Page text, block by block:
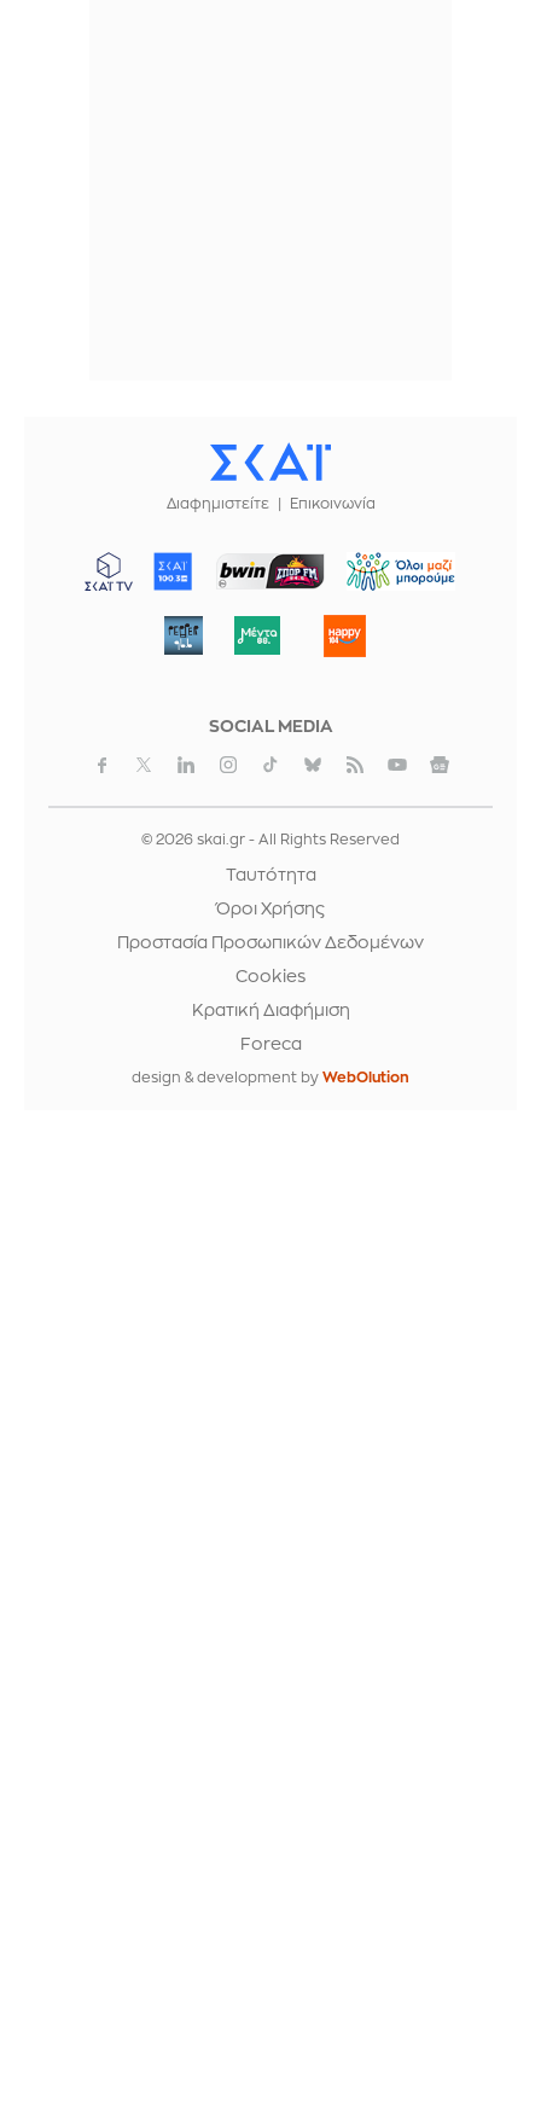
Διαφημιστείτε Επικοινωνία
ΜΠΟΡΟΥΜΕ
SOCIAL MEDIA
© 2026 skai.gr - All Rights Reserved
Ταυτότητα
Όροι Χρήσης
Προστασία Προσωπικών Δεδομένων
Cookies
Κρατική Διαφήμιση
Foreca
design & development by WebOlution